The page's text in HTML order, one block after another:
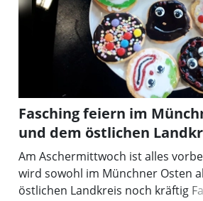
Fasching feiern im
und dem östlichen
Am Aschermittwoch ist alles
wird sowohl im Münchner Osten
östlichen Landkreis noch kräftig